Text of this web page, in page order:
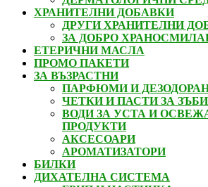
ХРАНИТЕЛНИ ДОБАВКИ
ДРУГИ ХРАНИТЕЛНИ
ЗА ДОБРО
ЕТЕРИЧНИ МАСЛА
ПРОМО ПАКЕТИ
ЗА ВЪЗРАСТНИ
ПАРФЮМИ И
ЧЕТКИ И ПАСТИ ЗА ЗЪБИ
ВОДИ ЗА УСТА И
ПРОДУКТИ
АКСЕСОАРИ
АРОМАТИЗАТОРИ
БИЛКИ
ДИХАТЕЛНА СИСТЕМА